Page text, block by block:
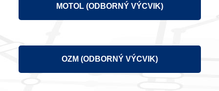
MOTOL (ODBORNÝ VÝCVIK)
OZM (ODBORNÝ VÝCVIK)